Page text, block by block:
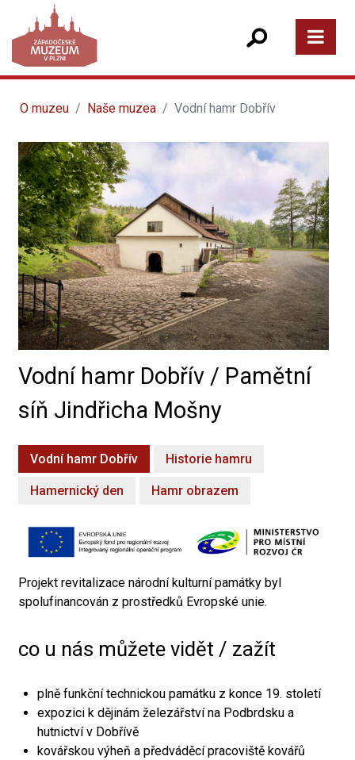
O muzeu Naše muzea Vodní hamr Dobřív
Vodní hamr Dobřív / Pamětní
síň Jindřicha Mošny
Vodní hamr Dobřív Historie hamru
Hamernický den Hamr obrazem
Projekt revitalizace národní kulturní památky byl
spolufinancován z prostředků Evropské unie.
co u nás můžete vidět / zažít
plně funkční technickou památku z konce 19. století
expozici k dějinám železářství na Podbrdsku a
hutnictví v Dobřívě
kovářskou výheň a předváděcí pracoviště kovářů